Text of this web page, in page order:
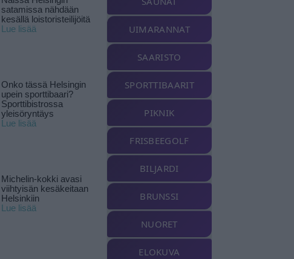
satamissa nähdään
kesällä loistoristeilijöitä
Lue lisää
Onko tässä Helsingin
upein sporttibaari?
Sporttibistrossa
yleisöryntäys
Lue lisää
Michelin-kokki avasi
viihtyisän kesäkeitaan
Helsinkiin
Lue lisää
UIMARANNAT
SAARISTO
SPORTTIBAARIT
PIKNIK
FRISBEEGOLF
BILJARDI
BRUNSSI
NUORET
ELOKUVA